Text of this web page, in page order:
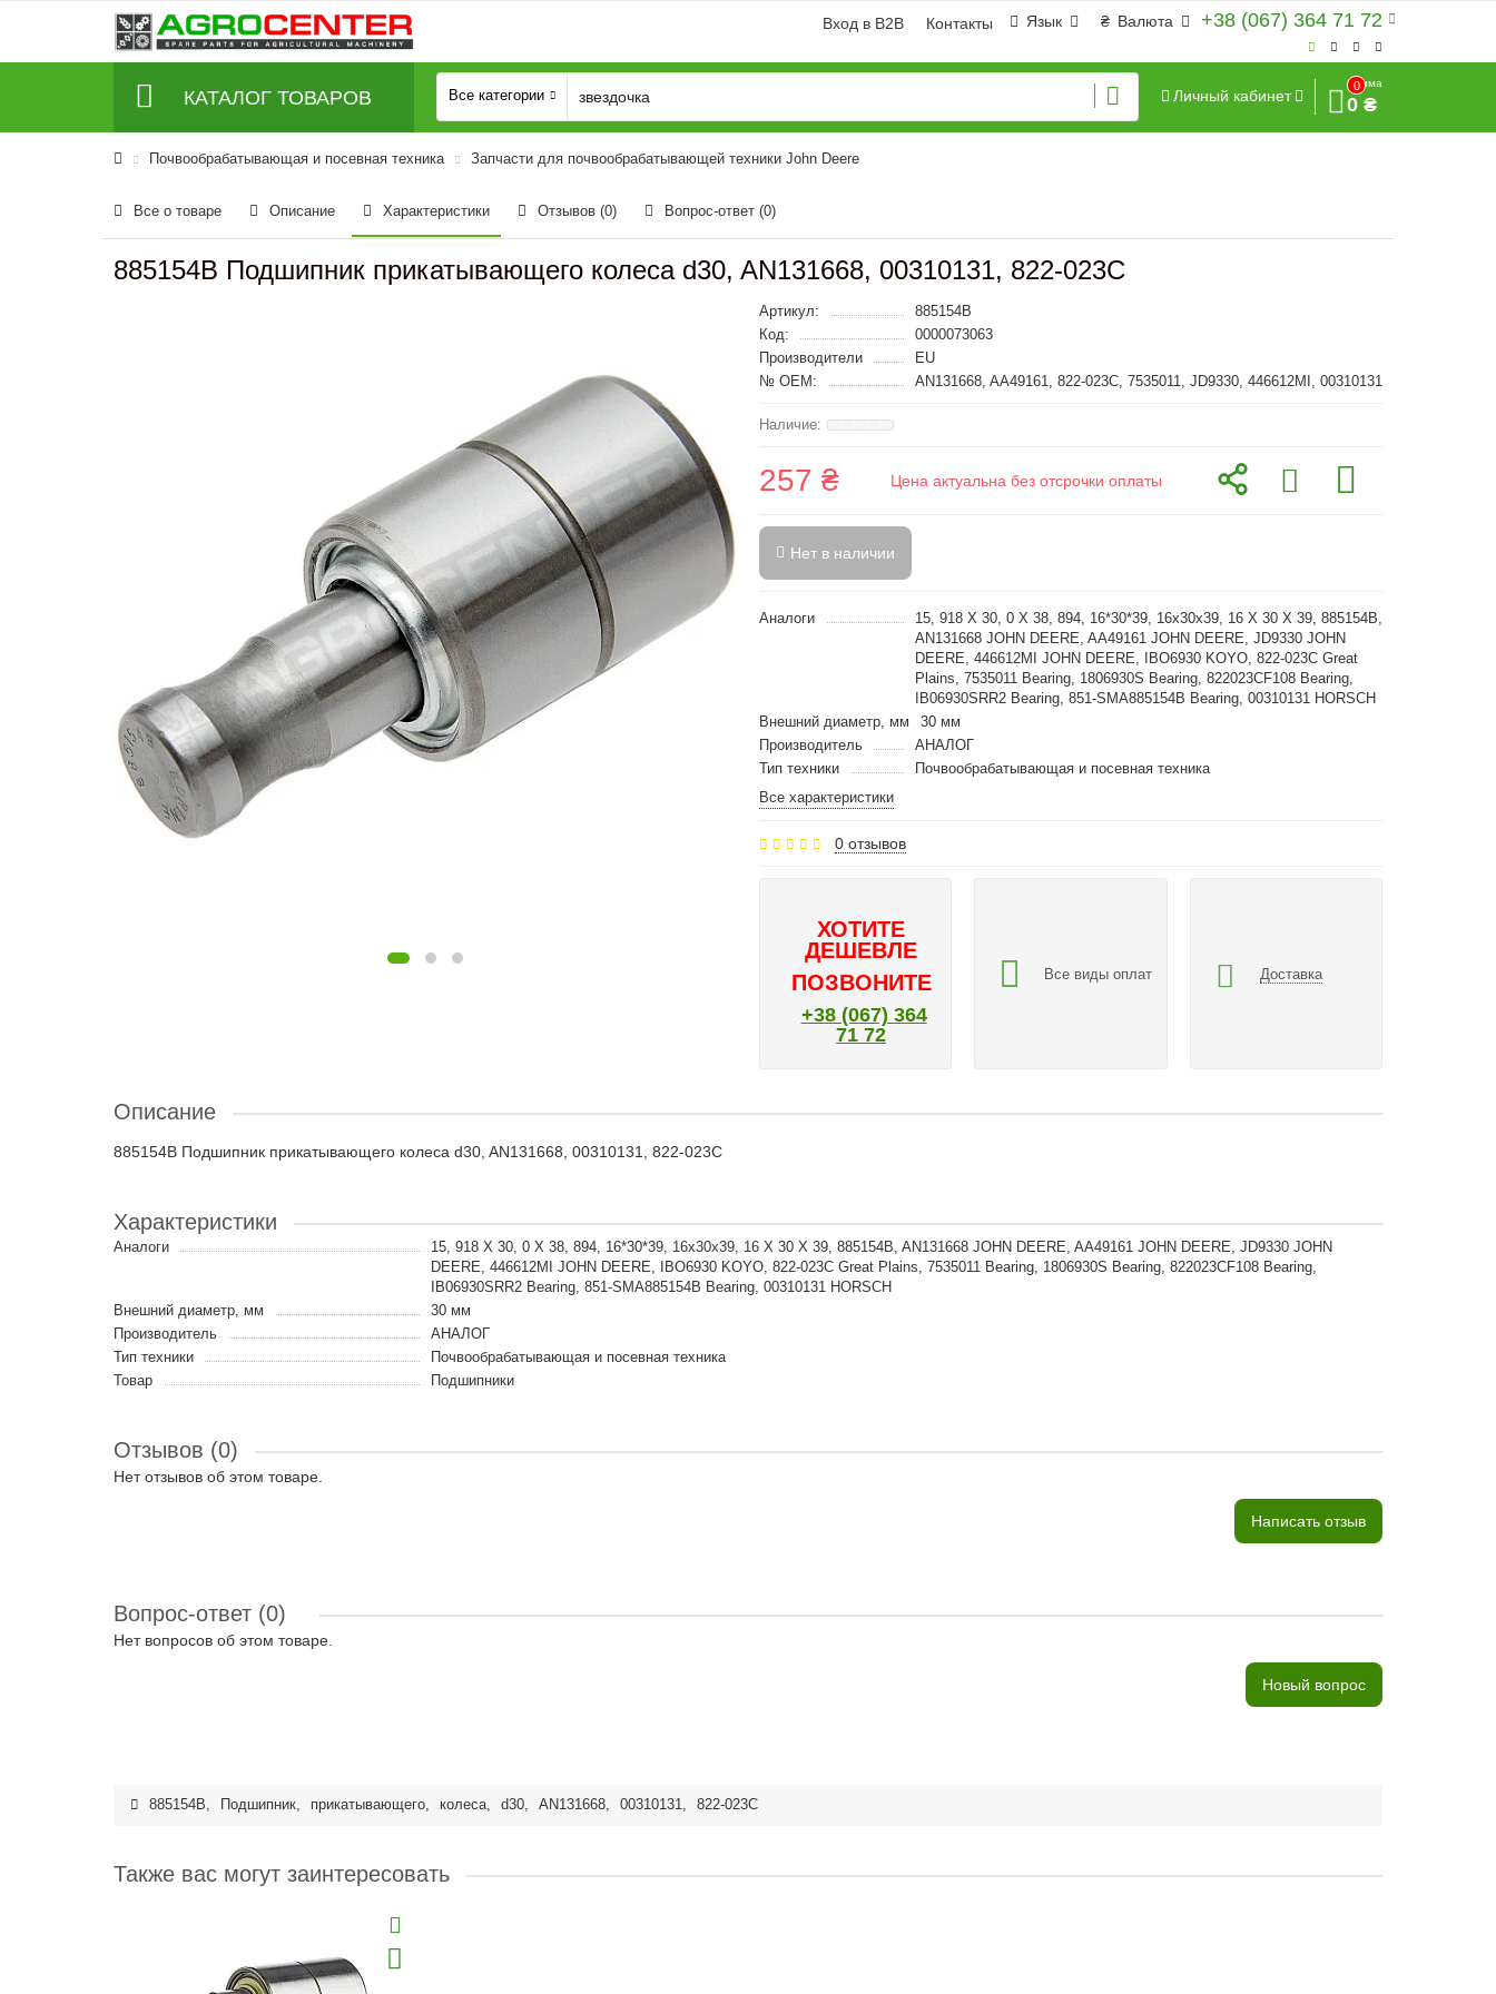
+38 (067) 364 71 72
₴ Валюта
Язык
Вход в B2B Контакты
КАТАЛОГ ТОВАРОВ Все категории Личный кабинет
0
Сумма
0 ₴
Почвообрабатывающая и посевная техника Запчасти для почвообрабатывающей техники John Deere
Все о товаре Описание Характеристики Отзывов (0) Вопрос-ответ (0)
885154B Подшипник прикатывающего колеса d30, AN131668, 00310131, 822-023C
Артикул:
885154B
Код:
0000073063
Производители
EU
№ OEM:
AN131668, AA49161, 822-023C, 7535011, JD9330, 446612MI, 00310131
257 ₴ Цена актуальна без отсрочки оплаты
Нет в наличии
Аналоги
15, 918 X 30, 0 X 38, 894, 16*30*39, 16x30x39, 16 X 30 X 39, 885154B,
AN131668 JOHN DEERE, AA49161 JOHN DEERE, JD9330 JOHN
DEERE, 446612MI JOHN DEERE, IBO6930 KOYO, 822-023C Great
Plains, 7535011 Bearing, 1806930S Bearing, 822023CF108 Bearing,
IB06930SRR2 Bearing, 851-SMA885154B Bearing, 00310131 HORSCH
Внешний диаметр, мм
30 мм
Производитель
АНАЛОГ
Тип техники
Почвообрабатывающая и посевная техника
Все характеристики
0 отзывов
ХОТИТЕ
ДЕШЕВЛЕ
ПОЗВОНИТЕ
+38 (067) 364
71 72
Все виды оплат Доставка
Описание
885154B Подшипник прикатывающего колеса d30, AN131668, 00310131, 822-023C
Характеристики
Аналоги
15, 918 X 30, 0 X 38, 894, 16*30*39, 16x30x39, 16 X 30 X 39, 885154B, AN131668 JOHN DEERE, AA49161 JOHN DEERE, JD9330 JOHN
DEERE, 446612MI JOHN DEERE, IBO6930 KOYO, 822-023C Great Plains, 7535011 Bearing, 1806930S Bearing, 822023CF108 Bearing,
IB06930SRR2 Bearing, 851-SMA885154B Bearing, 00310131 HORSCH
Внешний диаметр, мм
30 мм
Производитель
АНАЛОГ
Тип техники
Почвообрабатывающая и посевная техника
Товар
Подшипники
Отзывов (0)
Нет отзывов об этом товаре.
Написать отзыв
Вопрос-ответ (0)
Нет вопросов об этом товаре.
Новый вопрос
885154B, Подшипник, прикатывающего, колеса, d30, AN131668, 00310131, 822-023C
Также вас могут заинтересовать